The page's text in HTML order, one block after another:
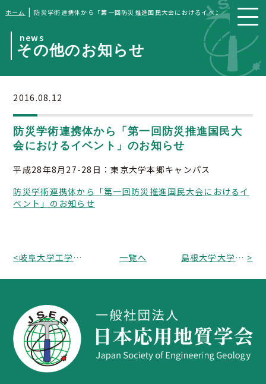
ホーム | 防災学術連携体から「第一回防災推進国民大会におけるイベント」のお知ら
news
その他のお知らせ
2016.08.12
防災学術連携体から「第一回防災推進国民大
会におけるイベント」のお知らせ
平成28年8月27-28日：東京大学本郷キャンパス
防災学術連携体から「第一回防災推進国民大会におけるイ
ベント」のお知らせ
< 岐阜大学工学部社会基盤工学科から教員公募のお知らせ（応募締切：平成28年9月30日消印有効） 一覧へ 島根大学大学院総合理工学研究科から教員公募のお知らせ（応募締切：平成28年9月30日必着） >